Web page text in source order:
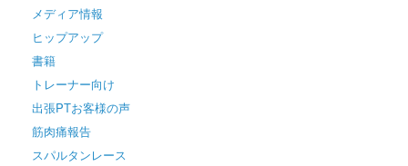
メディア情報
ヒップアップ
書籍
トレーナー向け
出張PTお客様の声
筋肉痛報告
スパルタンレース